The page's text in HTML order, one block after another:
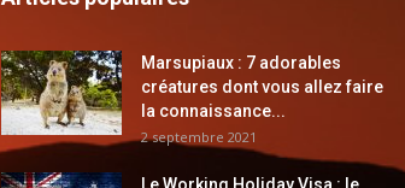
Marsupiaux : 7 adorables
créatures dont vous allez faire
la connaissance...
2 septembre 2021